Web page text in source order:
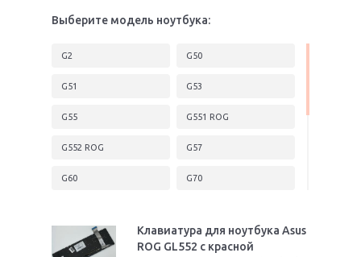
Выберите модель ноутбука:
G2 G50
G51 G53
G55 G551 ROG
G552 ROG G57
G60 G70
G74
Клавиатура для ноутбука Asus
ROG GL552 с красной